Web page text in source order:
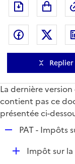
Exporter
Partager
Replier
La dernière
contient pas ce
présentée ci-
p
PAT - Impôts
DImpôt sur